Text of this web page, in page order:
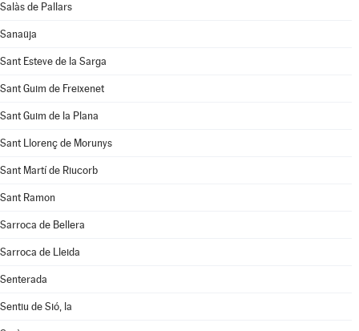
Salàs de Pallars
Sanaüja
Sant Esteve de la Sarga
Sant Guim de Freixenet
Sant Guim de la Plana
Sant Llorenç de Morunys
Sant Martí de Riucorb
Sant Ramon
Sarroca de Bellera
Sarroca de Lleida
Senterada
Sentiu de Sió, la